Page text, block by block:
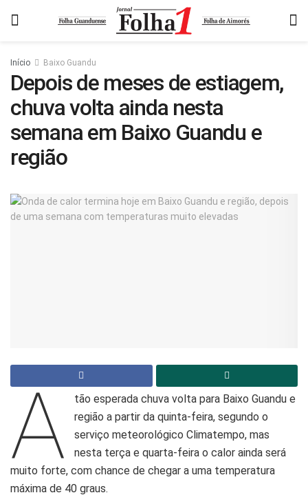
Início Baixo Guandu
Depois de meses de estiagem,
chuva volta ainda nesta
semana em Baixo Guandu e
região
A
tão esperada chuva volta para Baixo Guandu e
região a partir da quinta-feira, segundo o
serviço meteorológico Climatempo, mas
nesta terça e quarta-feira o calor ainda será
muito forte, com chance de chegar a uma temperatura
máxima de 40 graus.